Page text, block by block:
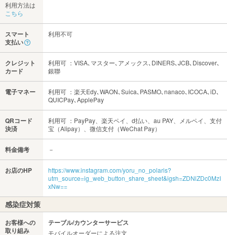
利用方法は
こちら
スマート
支払い
利用不可
クレジット
カード
利用可 ：VISA､マスター､アメックス､DINERS､JCB､Discover､
銀聯
電子マネー
利用可 ：楽天Edy､WAON､Suica､PASMO､nanaco､ICOCA､iD､
QUICPay､ApplePay
QRコード
決済
利用可 ：PayPay、楽天ペイ、d払い、au PAY、メルペイ、支付
宝（Alipay）、微信支付（WeChat Pay）
料金備考 －
お店のHP
https://www.instagram.com/yoru_no_polaris?
utm_source=ig_web_button_share_sheet&igsh=ZDNlZDc0MzI
xNw==
感染症対策
お客様への
取り組み
テーブル/カウンターサービス
モバイルオーダーによる注文